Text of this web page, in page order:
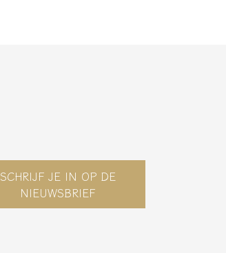
SCHRIJF JE IN OP DE
NIEUWSBRIEF